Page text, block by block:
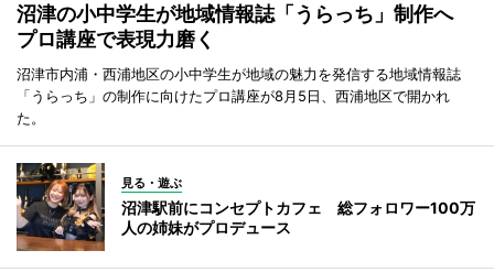
沼津の小中学生が地域情報誌「うらっち」制作へ
プロ講座で表現力磨く
沼津市内浦・西浦地区の小中学生が地域の魅力を発信する地域情報誌
「うらっち」の制作に向けたプロ講座が8月5日、西浦地区で開かれ
た。
見る・遊ぶ
沼津駅前にコンセプトカフェ 総フォロワー100万
人の姉妹がプロデュース